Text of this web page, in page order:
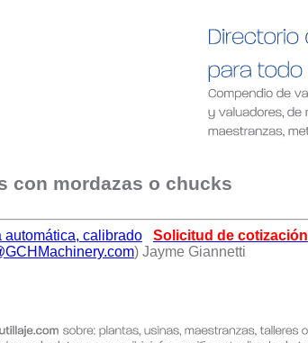
con mordazas o chucks
automática, calibrado
Solicitud de cotización
) Jayme Giannetti